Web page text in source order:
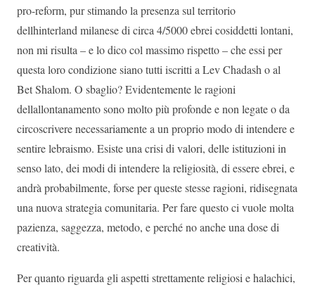
pro-reform, pur stimando la presenza sul territorio
dellhinterland milanese di circa 4/5000 ebrei cosiddetti lontani,
non mi risulta – e lo dico col massimo rispetto – che essi per
questa loro condizione siano tutti iscritti a Lev Chadash o al
Bet Shalom. O sbaglio? Evidentemente le ragioni
dellallontanamento sono molto più profonde e non legate o da
circoscrivere necessariamente a un proprio modo di intendere e
sentire lebraismo. Esiste una crisi di valori, delle istituzioni in
senso lato, dei modi di intendere la religiosità, di essere ebrei, e
andrà probabilmente, forse per queste stesse ragioni, ridisegnata
una nuova strategia comunitaria. Per fare questo ci vuole molta
pazienza, saggezza, metodo, e perché no anche una dose di
creatività.
Per quanto riguarda gli aspetti strettamente religiosi e halachici,